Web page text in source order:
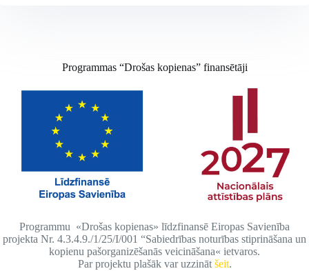
Programmas “Drošas kopienas” finansētāji
Programmu «Drošas kopienas» līdzfinansē Eiropas Savienība
projekta Nr. 4.3.4.9./1/25/I/001 “Sabiedrības noturības stiprināšana un
kopienu pašorganizēšanās veicināšana« ietvaros.
Par projektu plašāk var uzzināt šeit.